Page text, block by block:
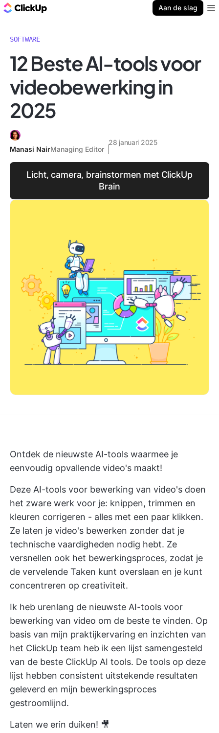
Aan de slag
SOFTWARE
12 Beste AI-tools voor
videobewerking in
2025
Manasi NairManaging Editor
28 januari 2025
Licht, camera, brainstormen met ClickUp
Brain
Ontdek de nieuwste AI-tools waarmee je
eenvoudig opvallende video's maakt!
Deze AI-tools voor bewerking van video's doen
het zware werk voor je: knippen, trimmen en
kleuren corrigeren - alles met een paar klikken.
Ze laten je video's bewerken zonder dat je
technische vaardigheden nodig hebt. Ze
versnellen ook het bewerkingsproces, zodat je
de vervelende Taken kunt overslaan en je kunt
concentreren op creativiteit.
Ik heb urenlang de nieuwste AI-tools voor
bewerking van video om de beste te vinden. Op
basis van mijn praktijkervaring en inzichten van
het ClickUp team heb ik een lijst samengesteld
van de beste ClickUp AI tools. De tools op deze
lijst hebben consistent uitstekende resultaten
geleverd en mijn bewerkingsproces
gestroomlijnd.
Laten we erin duiken! 🎥